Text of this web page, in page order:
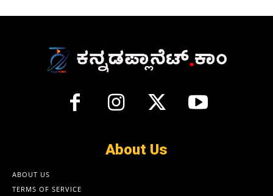
About Us
ABOUT US
TERMS OF SERVICE